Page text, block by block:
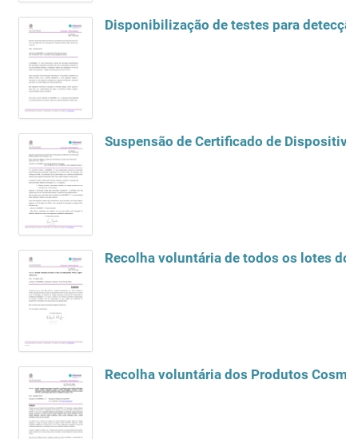
Disponibilização de testes para
Suspensão de Certificado de
Recolha voluntária de todos os lotes
Recolha voluntária dos Produtos